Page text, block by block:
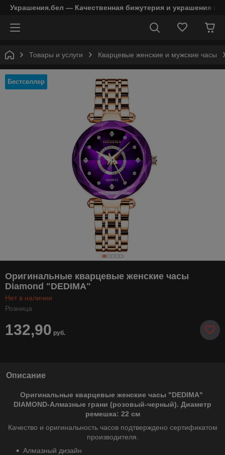
Украшения.бел — Качественная бижутерия и украшения в
Товары и услуги Кварцевые женские и мужские часы
Бестселлер
Оригинальные кварцевые женские часы
Diamond "DEDIMA"
Нет в наличии
Розница
132,90 руб.
Описание
Оригинальные кварцевые женские часы "DEDIMA"
DIAMOND-Алмазные грани (розовый-черный). Диаметр
ремешка: 22 см
Качество и оригинальность часов подтверждено сертификатом
производителя.
Алмазный дизайн